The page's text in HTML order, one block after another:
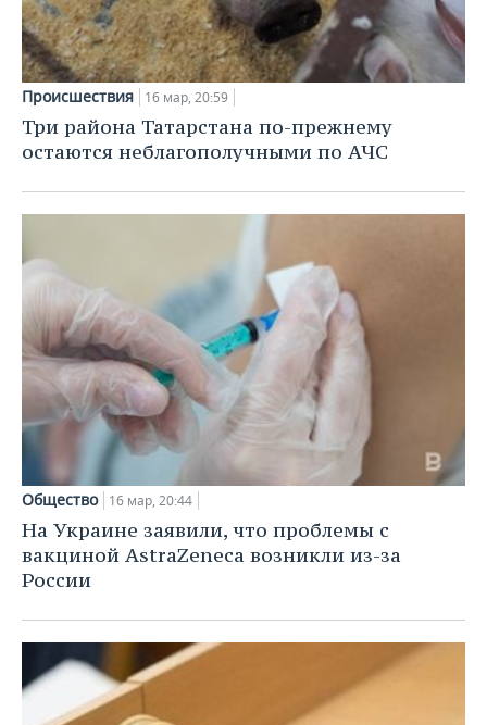
Происшествия 16 мар, 20:59
Три района Татарстана по-прежнему
остаются неблагополучными по АЧС
Общество 16 мар, 20:44
На Украине заявили, что проблемы с
вакциной AstraZeneca возникли из-за
России